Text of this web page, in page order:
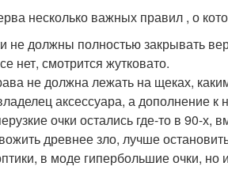
несколько важных правил , о
не должны полностью закрывать
нет, смотрится жутковато.
не должна лежать на щеках,
аксессуара, а дополнение к
очки остались где-то в 90-
древнее зло, лучше
в моде гипербольшие очки,